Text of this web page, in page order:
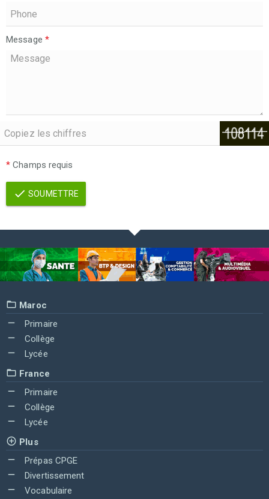
Message *
* Champs requis
SOUMETTRE
Maroc
Primaire
Collège
Lycée
France
Primaire
Collège
Lycée
Plus
Prépas CPGE
Divertissement
Vocabulaire